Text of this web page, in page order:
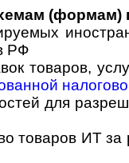
(формам)
РФ
товаров,
для
товаров ИТ